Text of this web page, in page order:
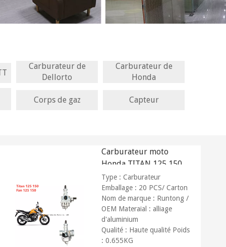
Carburateur de
Dellorto
Carburateur de
Honda
Corps de gaz Capteur
Carburateur moto
Honda TITAN 125 150
FAN 125
Type : Carburateur
Emballage : 20 PCS/ Carton
Nom de marque : Runtong /
OEM Materaial : alliage
d'aluminium
Qualité : Haute qualité Poids
: 0.655KG